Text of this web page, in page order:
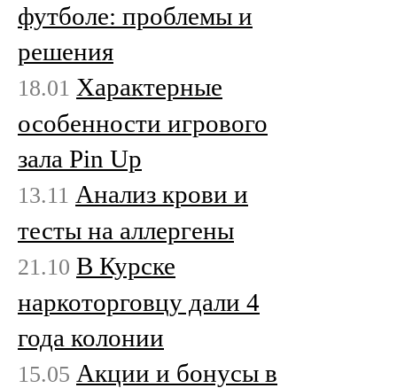
футболе: проблемы и
решения
18.01 Характерные
особенности игрового
зала Pin Up
13.11 Анализ крови и
тесты на аллергены
21.10 В Курске
наркоторговцу дали 4
года колонии
15.05 Акции и бонусы в